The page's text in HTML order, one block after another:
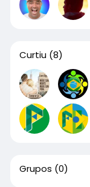
Curtiu (8)
Grupos (0)